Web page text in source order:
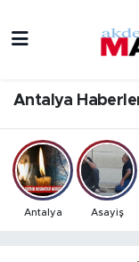
Antalya
Antalya Asayiş
Bilim &
Eğitim
Ekonomi
Antalya
Antalya
Antalya